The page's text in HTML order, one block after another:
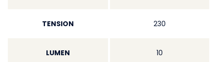
TENSION 230
LUMEN 10